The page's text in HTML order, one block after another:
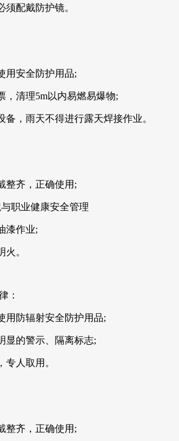
须配戴防护镜。
用安全防护用品;
，清理5m以内易燃易爆物;
备，雨天不得进行露天焊接作业。
整齐，正确使用;
职业健康安全管理
漆作业;
火。
：
用防辐射安全防护用品;
显的警示、隔离标志;
专人取用。
整齐，正确使用;